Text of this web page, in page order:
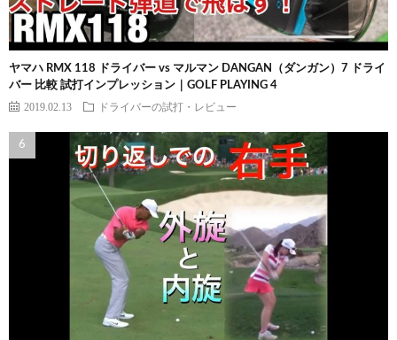
ヤマハ RMX 118 ドライバー vs マルマン DANGAN（ダンガン）7 ドライ
バー 比較 試打インプレッション｜GOLF PLAYING 4
2019.02.13 ドライバーの試打・レビュー